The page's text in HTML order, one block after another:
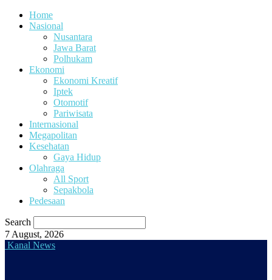
Home
Nasional
Nusantara
Jawa Barat
Polhukam
Ekonomi
Ekonomi Kreatif
Iptek
Otomotif
Pariwisata
Internasional
Megapolitan
Kesehatan
Gaya Hidup
Olahraga
All Sport
Sepakbola
Pedesaan
Search
7 August, 2026
Kanal News